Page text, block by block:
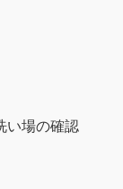
い場の確認